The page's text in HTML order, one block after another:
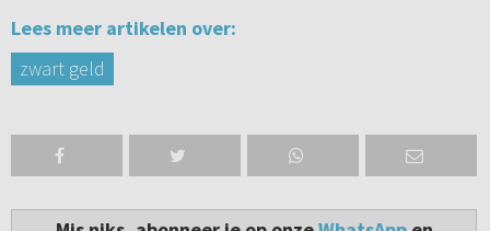
Lees meer artikelen over:
zwart geld